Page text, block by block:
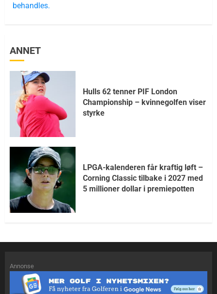
behandles.
ANNET
Hulls 62 tenner PIF London
Championship – kvinnegolfen viser
styrke
LPGA-kalenderen får kraftig løft –
Corning Classic tilbake i 2027 med
5 millioner dollar i premiepotten
Annonse